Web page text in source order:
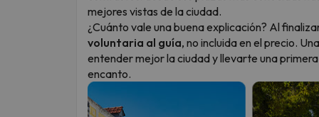
mejores vistas de la ciudad.
¿Cuánto vale una buena explicación? Al
voluntaria al guía, no incluida en el precio.
entender mejor la ciudad y llevarte una
encanto.